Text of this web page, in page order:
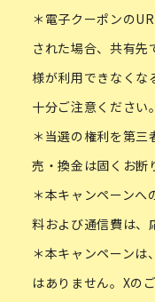
＊電子クーポンの
された場合、共有先
様が利用できなくな
十分ご注意ください。
＊当選の権利を第三
売・換金は固くお断
＊本キャンペーン
料および通信費は、
＊本キャンペーン
はありません。Xの